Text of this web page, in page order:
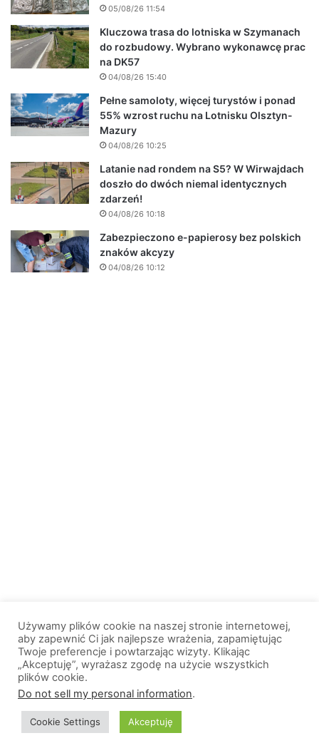
05/08/26 11:54
Kluczowa trasa do lotniska w Szymanach
do rozbudowy. Wybrano wykonawcę prac
na DK57
04/08/26 15:40
Pełne samoloty, więcej turystów i ponad
55% wzrost ruchu na Lotnisku Olsztyn-
Mazury
04/08/26 10:25
Latanie nad rondem na S5? W Wirwajdach
doszło do dwóch niemal identycznych
zdarzeń!
04/08/26 10:18
Zabezpieczono e-papierosy bez polskich
znaków akcyzy
04/08/26 10:12
© 2013-2026, All Rights Reserved. Wszelkie prawa zastrzeżone. |
O nas
Logo portalu Polityka prywatności
Używamy plików cookie na naszej stronie internetowej,
aby zapewnić Ci jak najlepsze wrażenia, zapamiętując
Twoje preferencje i powtarzając wizyty. Klikając
„Akceptuję”, wyrażasz zgodę na użycie wszystkich
plików cookie.
Do not sell my personal information.
Cookie Settings Akceptuję